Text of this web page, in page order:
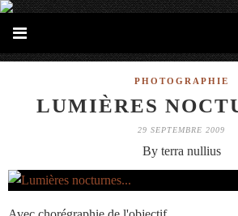
PHOTOGRAPHIE
LUMIÈRES
29 SEPTEMBRE 2009
By terra nullius